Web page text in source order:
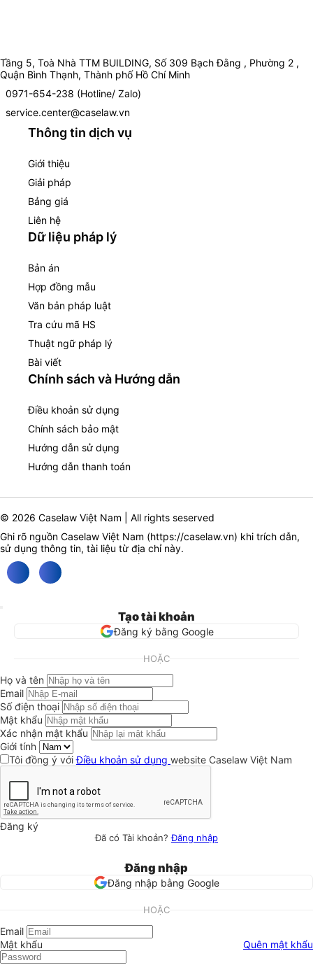
Tầng 5, Toà Nhà TTM BUILDING, Số 309 Bạch Đằng , Phường 2 ,
Quận Bình Thạnh, Thành phố Hồ Chí Minh
0971-654-238 (Hotline/ Zalo)
service.center@caselaw.vn
Thông tin dịch vụ
Giới thiệu
Giải pháp
Bảng giá
Liên hệ
Dữ liệu pháp lý
Bản án
Hợp đồng mẫu
Văn bản pháp luật
Tra cứu mã HS
Thuật ngữ pháp lý
Bài viết
Chính sách và Hướng dẫn
Điều khoản sử dụng
Chính sách bảo mật
Hướng dẫn sử dụng
Hướng dẫn thanh toán
© 2026 Caselaw Việt Nam | All rights seserved
Ghi rõ nguồn Caselaw Việt Nam (https://caselaw.vn) khi trích dẫn,
sử dụng thông tin, tài liệu từ địa chỉ này.
Tạo tài khoản
Đăng ký bằng Google
HOẶC
Họ và tên
Email
Số điện thoại
Mật khẩu
Xác nhận mật khẩu
Giới tính
Tôi đồng ý vớiĐiều khoản sử dụng website Caselaw Việt Nam
Đăng ký
Đã có Tài khoản?Đăng nhập
Đăng nhập
Đăng nhập bằng Google
HOẶC
Email
Mật khẩu
Quên mật khẩu